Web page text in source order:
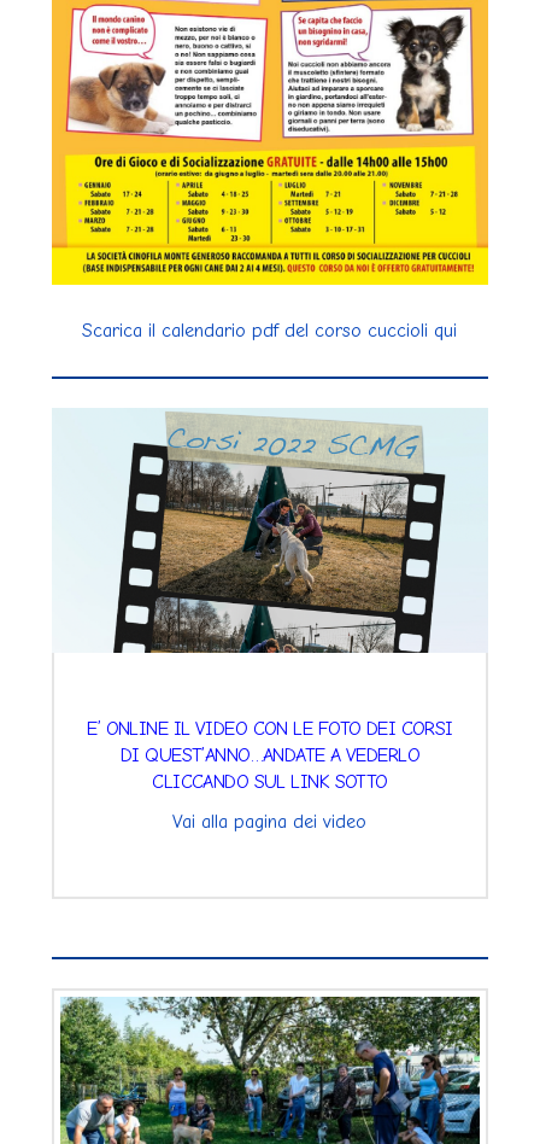
Scarica il calendario pdf del corso cuccioli qui
E’ ONLINE IL VIDEO CON LE FOTO DEI CORSI
DI QUEST’ANNO…ANDATE A VEDERLO
CLICCANDO SUL LINK SOTTO
Vai alla pagina dei video